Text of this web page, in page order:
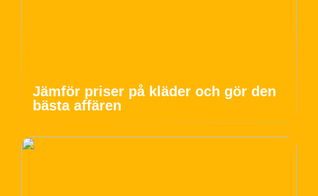
Jämför priser på kläder och gör den
bästa affären